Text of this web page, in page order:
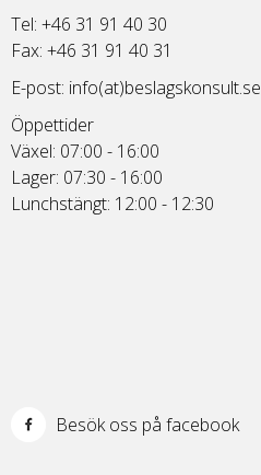
Tel: +46 31 91 40 30
Fax: +46 31 91 40 31
E-post: info(at)beslagskonsult.se
Öppettider
Växel: 07:00 - 16:00
Lager: 07:30 - 16:00
Lunchstängt: 12:00 - 12:30
Besök oss på facebook